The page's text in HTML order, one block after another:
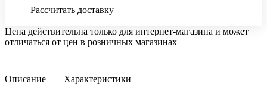
Рассчитать доставку
Цена действительна только для интернет-магазина и может
отличаться от цен в розничных магазинах
Описание Характеристики